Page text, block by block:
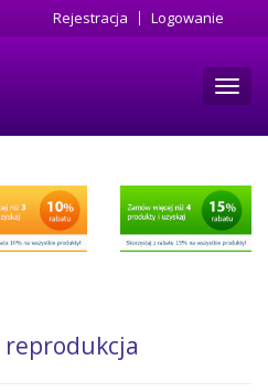
Rejestracja Logowanie